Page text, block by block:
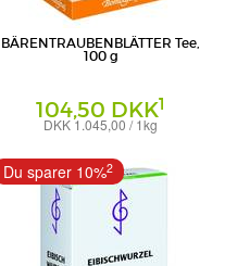
BÄRENTRAUBENBLÄTTER Tee,
100 g
104,50 DKK1
DKK 1.045,00 / 1kg
Bombastus-Werke AG
Du sparer 10%2